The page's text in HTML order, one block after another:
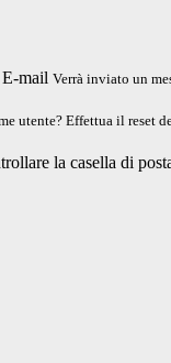
E-mail Verrà inviato un
utente? Effettua il reset
la casella di